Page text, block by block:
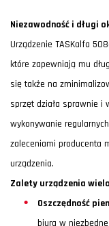
Niezawodność i długi
Urządzenie TASKalfa
które zapewniają mu
się także na
sprzęt działa sprawnie i
wykonywanie
zaleceniami producenta
urządzenia.
Zalety urządzenia
Oszczędność
biura w